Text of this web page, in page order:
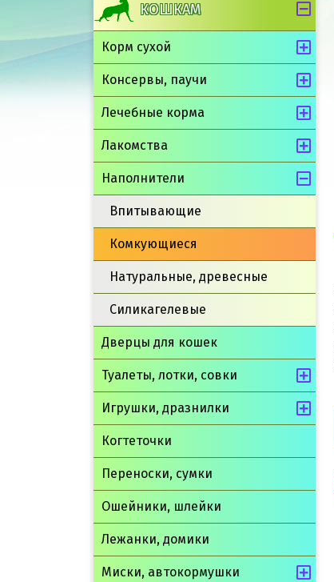
КОШКАМ
Корм сухой
Консервы, паучи
Лечебные корма
Лакомства
Наполнители
Впитывающие
Комкующиеся
Натуральные, древесные
Силикагелевые
Дверцы для кошек
Туалеты, лотки, совки
Игрушки, дразнилки
Когтеточки
Переноски, сумки
Ошейники, шлейки
Лежанки, домики
Миски, автокормушки
-15%